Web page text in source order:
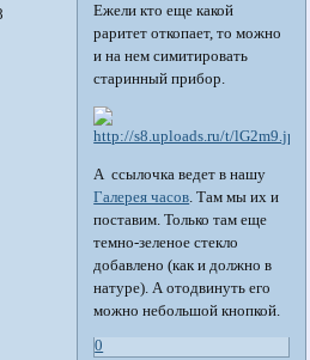
Ежели кто еще какой
раритет откопает, то можно
и на нем симитировать
старинный прибор.
А ссылочка ведет в нашу
Галерея часов. Там мы их и
поставим. Только там еще
темно-зеленое стекло
добавлено (как и должно в
натуре). А отодвинуть его
можно небольшой кнопкой.
0